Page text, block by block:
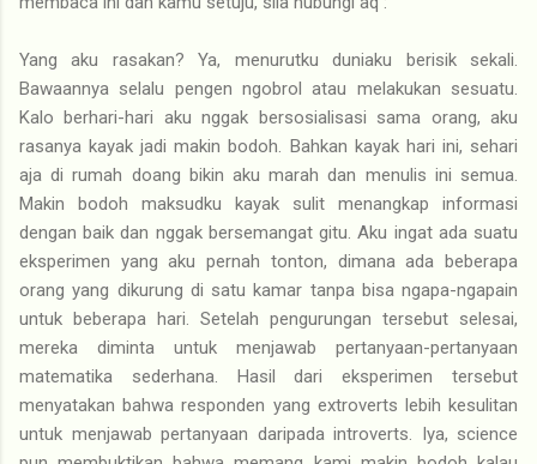
Yang aku rasakan? Ya, menurutku duniaku berisik sekali.
Bawaannya selalu pengen ngobrol atau melakukan sesuatu.
Kalo berhari-hari aku nggak bersosialisasi sama orang, aku
rasanya kayak jadi makin bodoh. Bahkan kayak hari ini, sehari
aja di rumah doang bikin aku marah dan menulis ini semua.
Makin bodoh maksudku kayak sulit menangkap informasi
dengan baik dan nggak bersemangat gitu. Aku ingat ada suatu
eksperimen yang aku pernah tonton, dimana ada beberapa
orang yang dikurung di satu kamar tanpa bisa ngapa-ngapain
untuk beberapa hari. Setelah pengurungan tersebut selesai,
mereka diminta untuk menjawab pertanyaan-pertanyaan
matematika sederhana. Hasil dari eksperimen tersebut
menyatakan bahwa responden yang extroverts lebih kesulitan
untuk menjawab pertanyaan daripada introverts. Iya, science